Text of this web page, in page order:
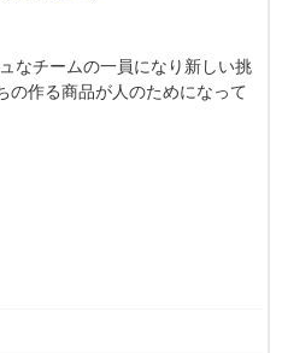
なチームの一員になり新しい挑
の作る商品が人のためになって